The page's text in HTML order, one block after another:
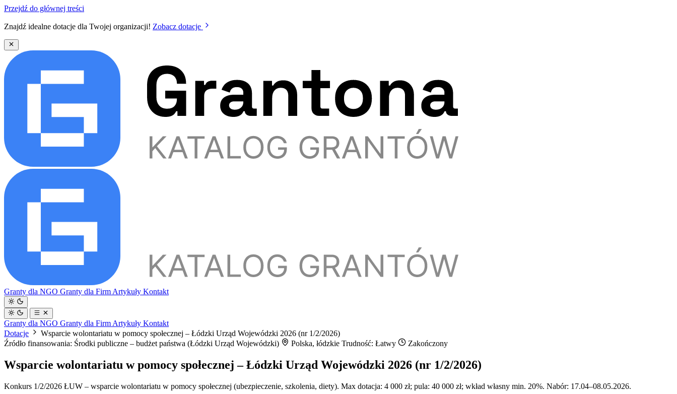
Przejdź do głównej treści
Znajdź idealne dotacje dla Twojej organizacji! Zobacz dotacje
Granty dla NGO Granty dla Firm Artykuły Kontakt
Granty dla NGO Granty dla Firm Artykuły Kontakt
Dotacje
Wsparcie wolontariatu w pomocy społecznej – Łódzki Urząd Wojewódzki 2026 (nr 1/2/2026)
Źródło finansowania: Środki publiczne – budżet państwa (Łódzki Urząd Wojewódzki)
Polska, łódzkie Trudność: Łatwy Zakończony
Wsparcie wolontariatu w pomocy społecznej – Łódzki Urząd Wojewódzki 2026 (nr 1/2/2026)
Konkurs 1/2/2026 ŁUW – wsparcie wolontariatu w pomocy społecznej (ubezpieczenie, szkolenia, diety). Max dotacja: 4 000 zł; pula: 40 000 zł; wkład własny min. 20%. Nabór: 17.04–08.05.2026.